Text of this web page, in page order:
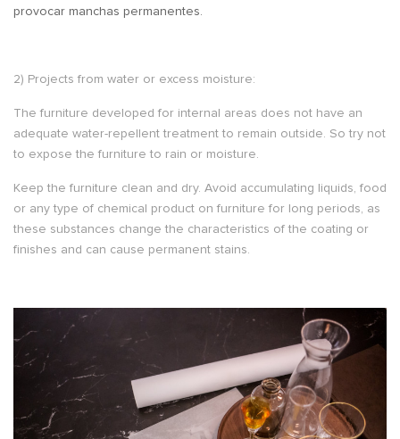
provocar manchas permanentes.
2) Projects from water or excess moisture:
The furniture developed for internal areas does not have an
adequate water-repellent treatment to remain outside. So try not
to expose the furniture to rain or moisture.
Keep the furniture clean and dry. Avoid accumulating liquids, food
or any type of chemical product on furniture for long periods, as
these substances change the characteristics of the coating or
finishes and can cause permanent stains.